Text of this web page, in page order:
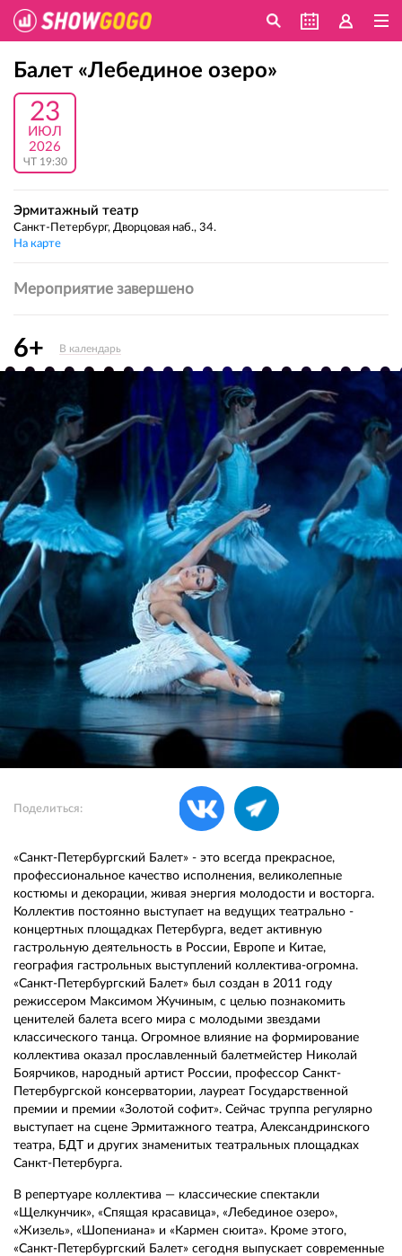
Балет «Лебединое озеро»
23
ИЮЛ
2026
ЧТ 19:30
Эрмитажный театр
Санкт-Петербург, Дворцовая наб., 34.
На карте
Мероприятие завершено
6+ В календарь
Поделиться:
«Санкт-Петербургский Балет» - это всегда прекрасное,
профессиональное качество исполнения, великолепные
костюмы и декорации, живая энергия молодости и восторга.
Коллектив постоянно выступает на ведущих театрально -
концертных площадках Петербурга, ведет активную
гастрольную деятельность в России, Европе и Китае,
география гастрольных выступлений коллектива-огромна.
«Санкт-Петербургский Балет» был создан в 2011 году
режиссером Максимом Жучиным, с целью познакомить
ценителей балета всего мира с молодыми звездами
классического танца. Огромное влияние на формирование
коллектива оказал прославленный балетмейстер Николай
Боярчиков, народный артист России, профессор Санкт-
Петербургской консерватории, лауреат Государственной
премии и премии «Золотой софит». Сейчас труппа регулярно
выступает на сцене Эрмитажного театра, Александринского
театра, БДТ и других знаменитых театральных площадках
Санкт-Петербурга.
В репертуаре коллектива — классические спектакли
«Щелкунчик», «Спящая красавица», «Лебединое озеро»,
«Жизель», «Шопениана» и «Кармен сюита». Кроме этого,
«Санкт-Петербургский Балет» сегодня выпускает современные